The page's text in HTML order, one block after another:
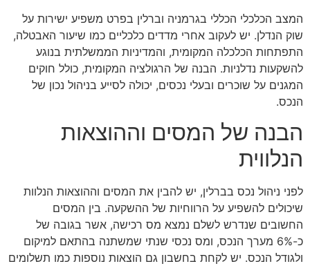
המצב הכלכלי הכללי בגרמניה וברלין בפרט משפיע ישירות על
שוק הנדלן. יש לעקוב אחרי מדדים כלכליים כמו שיעור האבטלה,
התפתחות הכלכלה המקומית, והמדיניות הממשלתית בנוגע
להשקעות נדלניות. הבנה של הרגולציה המקומית, כולל חוקים
המגנים על שוכרים ובעלי נכסים, יכולה לסייע בניהול נכון של
הנכס.
הבנה של המסים וההוצאות
הנלווית
לפני ניהול נכס בברלין, יש להבין את המסים וההוצאות הנלוות
שיכולים להשפיע על הרווחיות של ההשקעה. בין המסים
החשובים שנדרש לשלם נמצא מס רכישה, אשר בגובה של
כ-6% מערך הנכס, ומס נכסי שנתי שמשתנה בהתאם למיקום
ולגודל הנכס. יש לקחת בחשבון גם הוצאות נוספות כמו תשלומים